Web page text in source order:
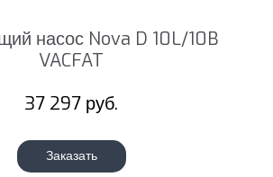
насос Nova D 10L/10B
VACFAT
37 297 руб.
Заказать